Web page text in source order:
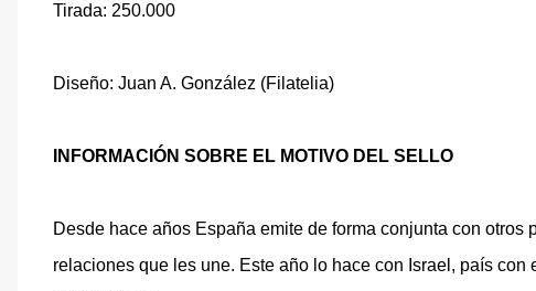
Tirada: 250.000
Diseño: Juan A. González (Filatelia)
INFORMACIÓN SOBRE EL MOTIVO DEL SELLO
Desde hace años España emite de forma conjunta con
relaciones que les une. Este año lo hace con Israel, país